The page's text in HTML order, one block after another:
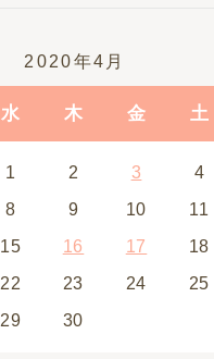
2020年4月
水 木 金 土
1 2 3 4
8 9 10 11
15 16 17 18
22 23 24 25
29 30